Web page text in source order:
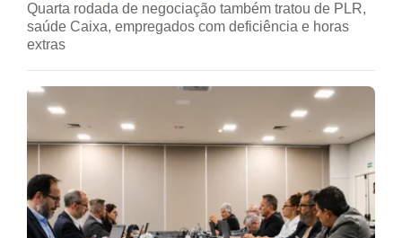
Quarta rodada de negociação também tratou de PLR,
saúde Caixa, empregados com deficiência e horas
extras